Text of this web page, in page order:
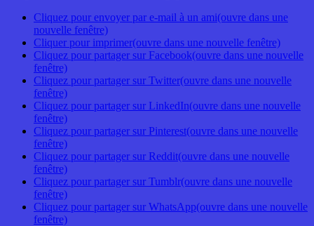
Cliquez pour envoyer par e-mail à un ami(ouvre dans une
nouvelle fenêtre)
Cliquer pour imprimer(ouvre dans une nouvelle fenêtre)
Cliquez pour partager sur Facebook(ouvre dans une nouvelle
fenêtre)
Cliquez pour partager sur Twitter(ouvre dans une nouvelle
fenêtre)
Cliquez pour partager sur LinkedIn(ouvre dans une nouvelle
fenêtre)
Cliquez pour partager sur Pinterest(ouvre dans une nouvelle
fenêtre)
Cliquez pour partager sur Reddit(ouvre dans une nouvelle
fenêtre)
Cliquez pour partager sur Tumblr(ouvre dans une nouvelle
fenêtre)
Cliquez pour partager sur WhatsApp(ouvre dans une nouvelle
fenêtre)